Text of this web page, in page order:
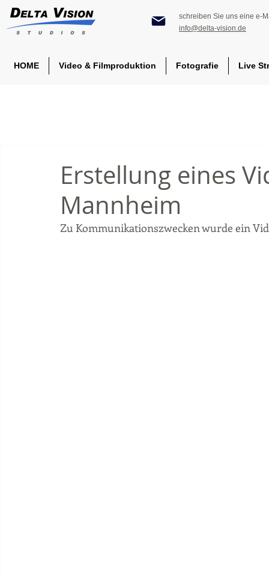
schreiben Sie uns eine e-
info@delta-vision.de
HOME Video & Filmproduktion Fotografie Live
Erstellung eines
Mannheim
Zu Kommunikationszwecken wurde ein